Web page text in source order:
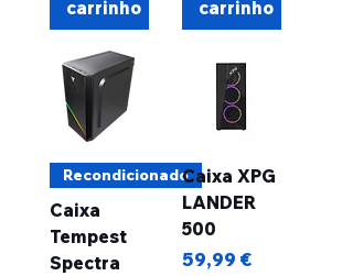
carrinho
carrinho
Recondicionado
Caixa
Tempest
Spectra
Caixa XPG
LANDER
500
Preço
59,99 €